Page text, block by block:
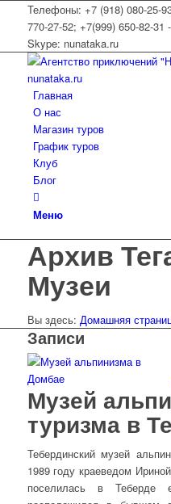
Телефоны: +7 (918) 080-25-
770-27-52; +7(999) 650-82-
Skype: nunataka.ru
Главная
О нас
Магазин туров
График туров
Клуб
Блог
Меню
Архив
Музеи
Вы здесь: Домашняя
Записи
Музей
туризма в
Тебердинский музей
1989 году краеведом
поселилась в